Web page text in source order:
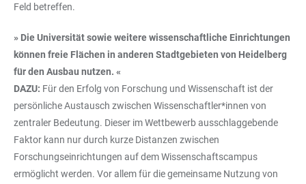
Feld betreffen.
» Die Universität sowie weitere wissenschaftliche Einrichtungen
können freie Flächen in anderen Stadtgebieten von Heidelberg
für den Ausbau nutzen. «
DAZU: Für den Erfolg von Forschung und Wissenschaft ist der
persönliche Austausch zwischen Wissenschaftler*innen von
zentraler Bedeutung. Dieser im Wettbewerb ausschlaggebende
Faktor kann nur durch kurze Distanzen zwischen
Forschungseinrichtungen auf dem Wissenschaftscampus
ermöglicht werden. Vor allem für die gemeinsame Nutzung von